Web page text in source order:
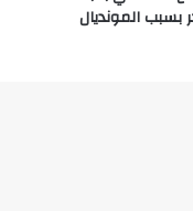
المونديال